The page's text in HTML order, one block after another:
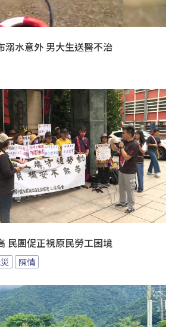
溺水意外 男大生送醫不治
民團促正視原民勞工困境
陳情